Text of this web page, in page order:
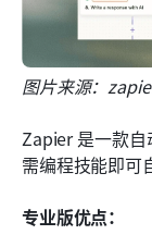
图片来源：
Zapier 是一款自
需编程技能即可
专业版优点：